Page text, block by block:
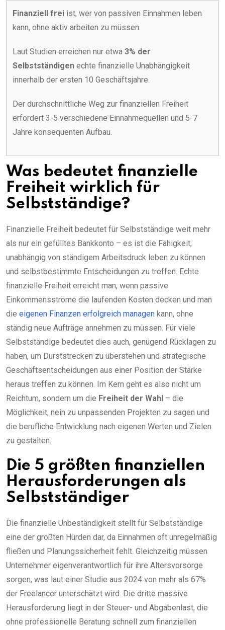
Finanziell frei ist, wer von passiven Einnahmen leben
kann, ohne aktiv arbeiten zu müssen.
Laut Studien erreichen nur etwa 3% der
Selbstständigen echte finanzielle Unabhängigkeit
innerhalb der ersten 10 Geschäftsjahre.
Der durchschnittliche Weg zur finanziellen Freiheit
erfordert 3-5 verschiedene Einnahmequellen und 5-7
Jahre konsequenten Aufbau.
Was bedeutet finanzielle
Freiheit wirklich für
Selbstständige?
Finanzielle Freiheit bedeutet für Selbstständige weit mehr
als nur ein gefülltes Bankkonto – es ist die Fähigkeit,
unabhängig von ständigem Arbeitsdruck leben zu können
und selbstbestimmte Entscheidungen zu treffen. Echte
finanzielle Freiheit erreicht man, wenn passive
Einkommensströme die laufenden Kosten decken und man
die eigenen Finanzen erfolgreich managen kann, ohne
ständig neue Aufträge annehmen zu müssen. Für viele
Selbstständige bedeutet dies auch, genügend Rücklagen zu
haben, um Durststrecken zu überstehen und strategische
Geschäftsentscheidungen aus einer Position der Stärke
heraus treffen zu können. Im Kern geht es also nicht um
Reichtum, sondern um die Freiheit der Wahl – die
Möglichkeit, nein zu unpassenden Projekten zu sagen und
die berufliche Entwicklung nach eigenen Werten und Zielen
zu gestalten.
Die 5 größten finanziellen
Herausforderungen als
Selbstständiger
Die finanzielle Unbeständigkeit stellt für Selbstständige
eine der größten Hürden dar, da Einnahmen oft unregelmäßig
fließen und Planungssicherheit fehlt. Gleichzeitig müssen
Unternehmer eigenverantwortlich für ihre Altersvorsorge
sorgen, was laut einer Studie aus 2024 von mehr als 67%
der Freelancer unterschätzt wird. Die dritte massive
Herausforderung liegt in der Steuer- und Abgabenlast, die
ohne professionelle Beratung schnell zum finanziellen